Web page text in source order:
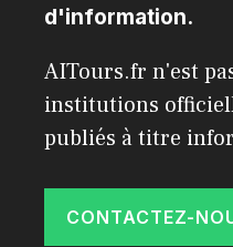
d'information.
AITours.fr n'est
institutions
publiés à titre
CONTACTEZ-